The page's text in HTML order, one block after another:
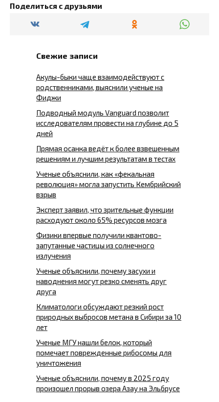
Поделиться с друзьями
Свежие записи
Акулы-быки чаще взаимодействуют с
родственниками, выяснили ученые на
Фиджи
Подводный модуль Vanguard позволит
исследователям провести на глубине до 5
дней
Прямая осанка ведёт к более взвешенным
решениям и лучшим результатам в тестах
Ученые объяснили, как «фекальная
революция» могла запустить Кембрийский
взрыв
Эксперт заявил, что зрительные функции
расходуют около 65% ресурсов мозга
Физики впервые получили квантово-
запутанные частицы из солнечного
излучения
Ученые объяснили, почему засухи и
наводнения могут резко сменять друг
друга
Климатологи обсуждают резкий рост
природных выбросов метана в Сибири за 10
лет
Ученые МГУ нашли белок, который
помечает поврежденные рибосомы для
уничтожения
Ученые объяснили, почему в 2025 году
произошел прорыв озера Азау на Эльбрусе